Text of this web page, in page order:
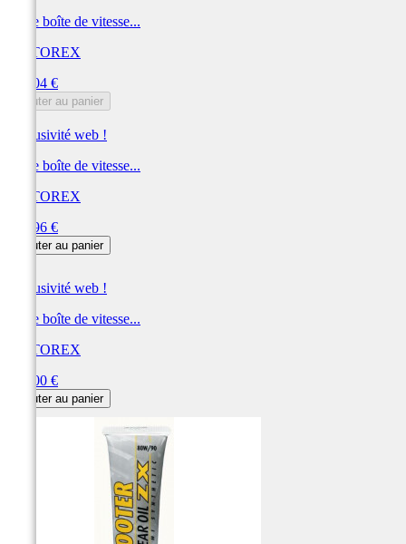
Huile boîte de vitesse...
MOTOREX
263,04 €
Ajouter au panier
Exclusivité web !
Huile boîte de vitesse...
MOTOREX
261,96 €
Ajouter au panier
Exclusivité web !
Huile boîte de vitesse...
MOTOREX
261,00 €
Ajouter au panier